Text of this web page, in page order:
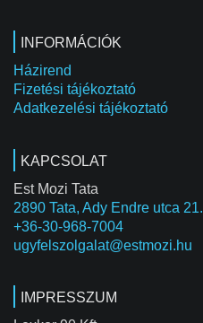
INFORMÁCIÓK
Házirend
Fizetési tájékoztató
Adatkezelési tájékoztató
KAPCSOLAT
Est Mozi Tata
2890 Tata, Ady Endre utca 21.
+36-30-968-7004
ugyfelszolgalat@estmozi.hu
IMPRESSZUM